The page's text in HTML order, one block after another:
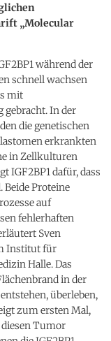
„Molecular
während der
schnell wachsen
mit
In der
die genetischen
erkrankten
in Zellkulturen
IGF2BP1 dafür, dass
Proteine
auf
fehlerhaften
Sven
Institut für
Halle. Das
in der
überleben,
zum ersten Mal,
diesen Tumor